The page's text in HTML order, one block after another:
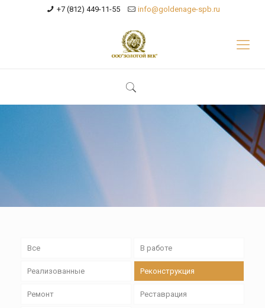
+7 (812) 449-11-55 info@goldenage-spb.ru
Все В работе
Реализованные Реконструкция
Ремонт Реставрация